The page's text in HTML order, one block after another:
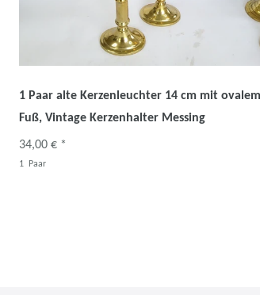
1 Paar alte Kerzenleuchter 14 cm mit ovalem
Fuß, Vintage Kerzenhalter Messing
34,00 € *
1 Paar